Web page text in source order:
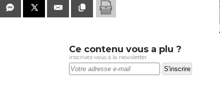
Ce contenu vous a plu ?
inscrivez-vous à la newsletter